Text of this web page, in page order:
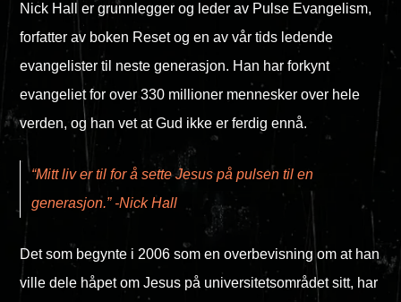
Nick Hall er grunnlegger og leder av Pulse Evangelism,
forfatter av boken Reset og en av vår tids ledende
evangelister til neste generasjon. Han har forkynt
evangeliet for over 330 millioner mennesker over hele
verden, og han vet at Gud ikke er ferdig ennå.
“Mitt liv er til for å sette Jesus på pulsen til en
generasjon.” -Nick Hall
Det som begynte i 2006 som en overbevisning om at han
ville dele håpet om Jesus på universitetsområdet sitt, har